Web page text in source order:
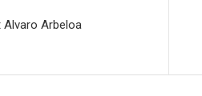
Alvaro Arbeloa